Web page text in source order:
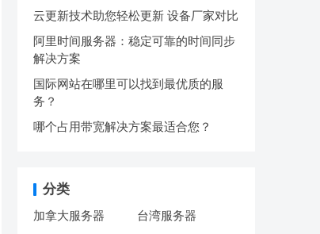
云更新技术助您轻松更新 设备厂家对比
阿里时间服务器：稳定可靠的时间同步
解决方案
国际网站在哪里可以找到最优质的服
务？
哪个占用带宽解决方案最适合您？
分类
加拿大服务器 台湾服务器